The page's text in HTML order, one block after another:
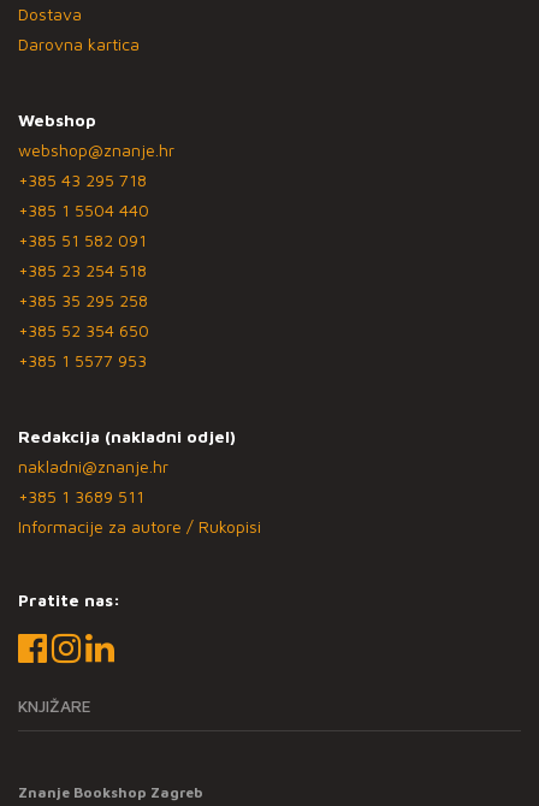
Dostava
Darovna kartica
Webshop
webshop@znanje.hr
+385 43 295 718
+385 1 5504 440
+385 51 582 091
+385 23 254 518
+385 35 295 258
+385 52 354 650
+385 1 5577 953
Redakcija (nakladni odjel)
nakladni@znanje.hr
+385 1 3689 511
Informacije za autore / Rukopisi
Pratite nas:
KNJIŽARE
Znanje Bookshop Zagreb